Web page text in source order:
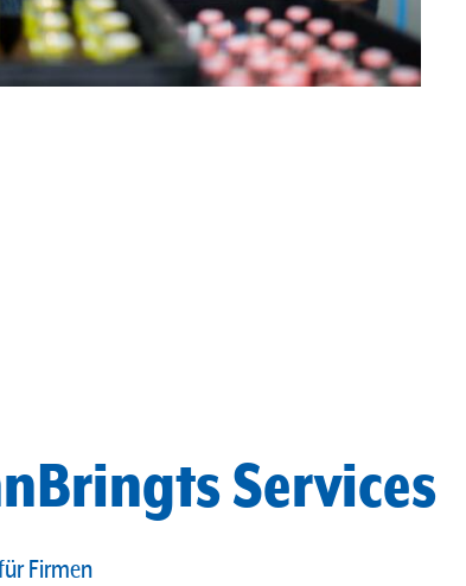
Services
Firmen